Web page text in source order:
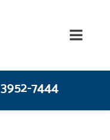
3952-7444